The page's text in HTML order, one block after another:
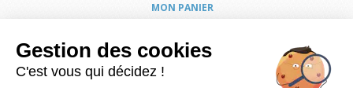
MON PANIER
NOUS CONTACTER
COORDONNÉES
CONDITIONS GÉNÉRALES DE VENTE
Gestion des cookies
C'est vous qui décidez !